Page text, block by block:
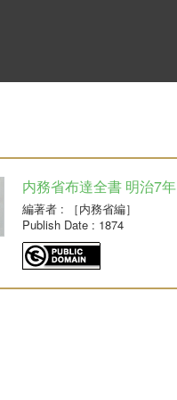
内務省布達全書 明治7年
編著者: ［内務省編］
Publish Date: 1874